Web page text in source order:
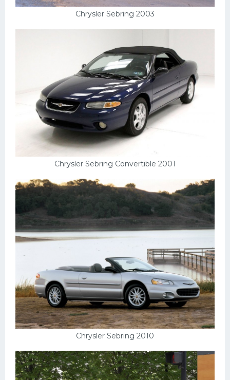
Chrysler Sebring 2003
Chrysler Sebring Convertible 2001
Chrysler Sebring 2010